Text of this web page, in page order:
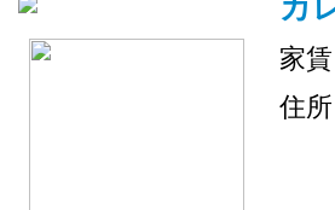
カ
家
住